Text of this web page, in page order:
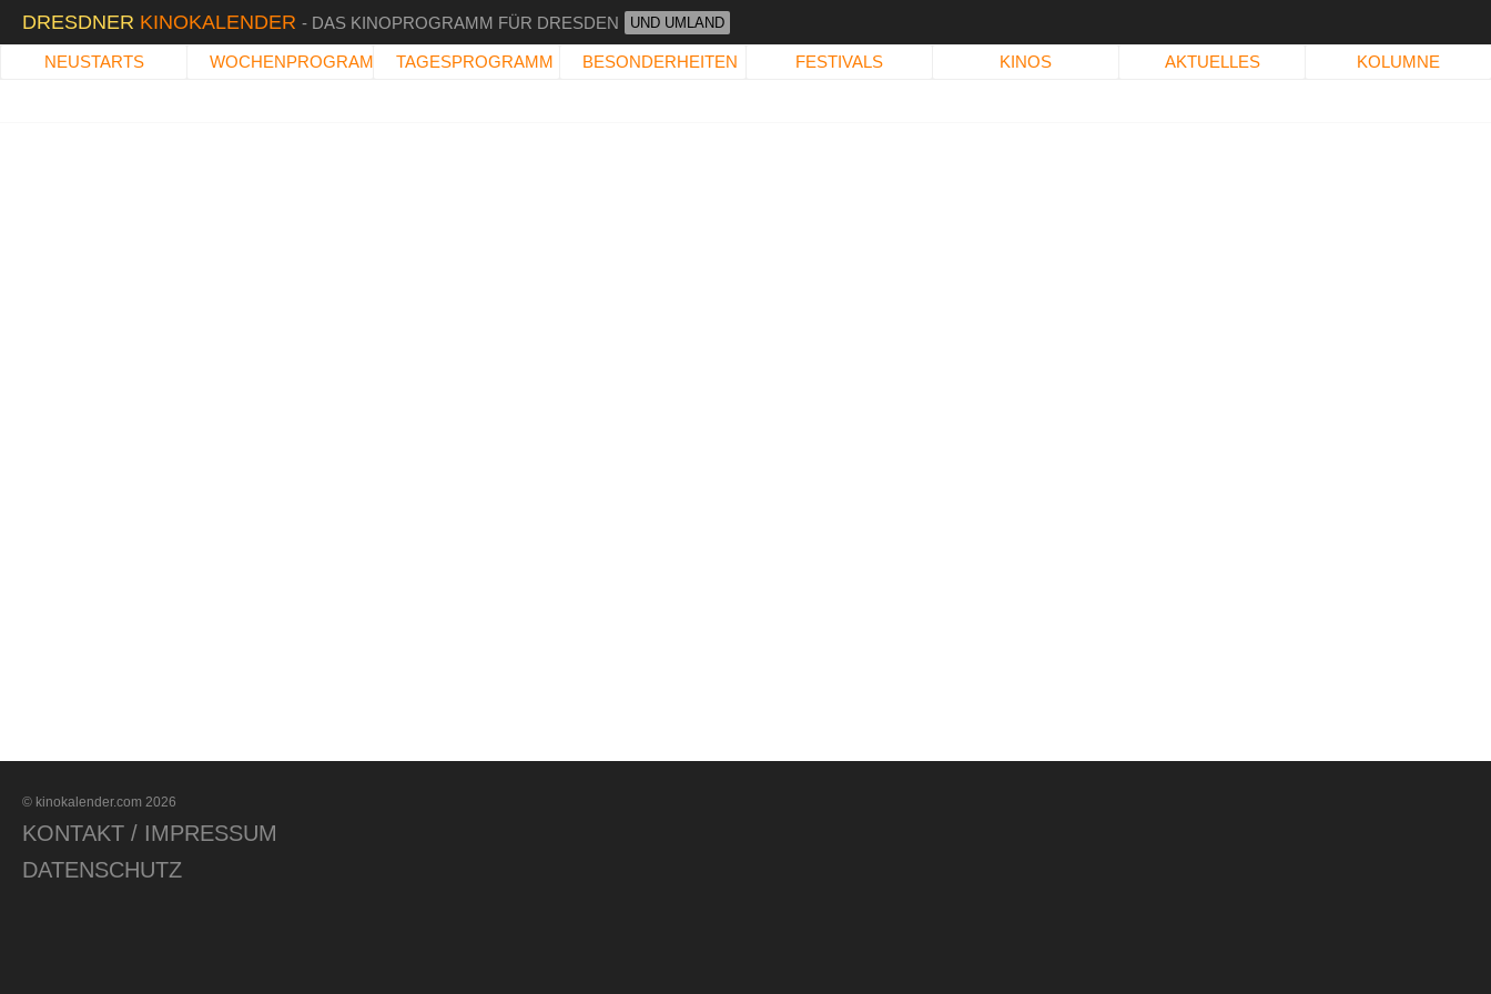
DRESDNER KINOKALENDER - DAS KINOPROGRAMM FÜR DRESDEN UND UMLAND
NEUSTARTS WOCHENPROGRAMM TAGESPROGRAMM BESONDERHEITEN FESTIVALS KINOS AKTUELLES KOLUMNE
© kinokalender.com 2026
KONTAKT / IMPRESSUM
DATENSCHUTZ